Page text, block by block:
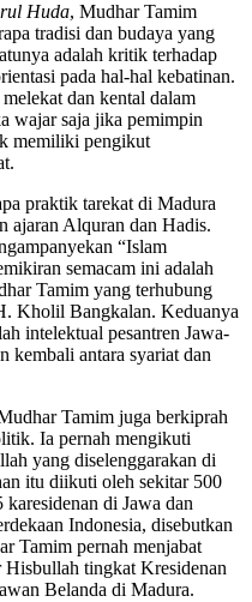
Huda, Mudhar Tamim
tradisi dan budaya yang
adalah kritik terhadap
pada hal-hal kebatinan.
dan kental dalam
wajar saja jika pemimpin
memiliki pengikut
praktik tarekat di Madura
ajaran Alquran dan Hadis.
“Islam
semacam ini adalah
Tamim yang terhubung
Kholil Bangkalan. Keduanya
intelektual pesantren Jawa-
kembali antara syariat dan
Tamim juga berkiprah
Ia pernah mengikuti
yang diselenggarakan di
itu diikuti oleh sekitar 500
di Jawa dan
Indonesia, disebutkan
Tamim pernah menjabat
Hisbullah tingkat Kresidenan
Belanda di Madura.